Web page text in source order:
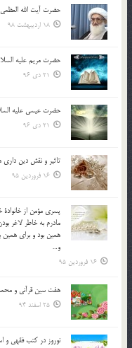
حضرت آیت الله
18 اردیبهشت 98
حضرت مریم علیه
21 دی 96
حضرت عیسی علیه
21 دی 96
تاثير و نقش دين
16 فروردین 95
پسري مؤمن از خانوادة
مادرم به خاطر لاغر
همين بود و براي همين
و…
16 فروردین 95
هفت سین قرآنی و
25 اسفند 94
نوروز در كتب فقهى و